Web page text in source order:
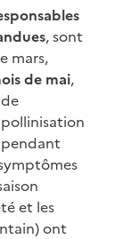
, sont
mars,
de mai,
et les
ont